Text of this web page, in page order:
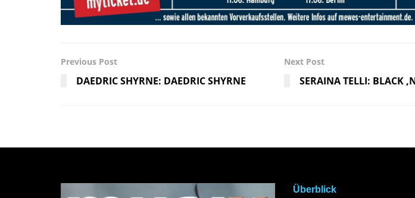
Previous Post
DAEDRIC SHYRNE: DAEDRIC SHYRNE
Next Post
SERAINA TELLI: BLACK
Überblick